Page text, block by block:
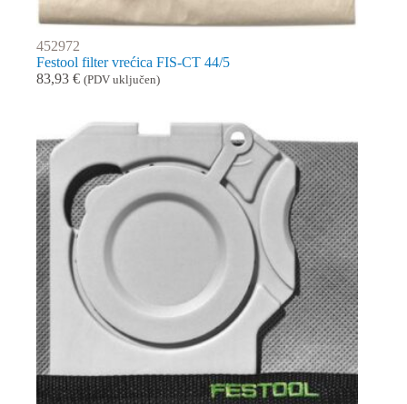
452972
Festool filter vrećica FIS-CT 44/5
83,93 € (PDV uključen)